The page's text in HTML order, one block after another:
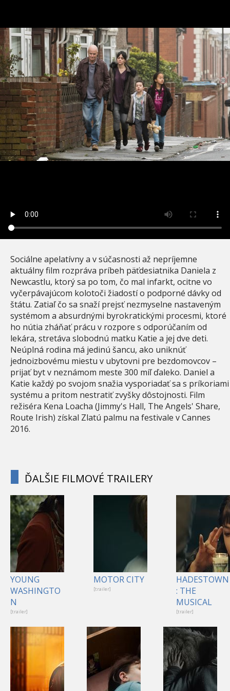
Sociálne apelatívny a v súčasnosti až nepríjemne
aktuálny film rozpráva príbeh päťdesiatnika Daniela z
Newcastlu, ktorý sa po tom, čo mal infarkt, ocitne vo
vyčerpávajúcom kolotoči žiadostí o podporné dávky od
štátu. Zatiaľ čo sa snaží prejsť nezmyselne nastaveným
systémom a absurdnými byrokratickými procesmi, ktoré
ho nútia zháňať prácu v rozpore s odporúčaním od
lekára, stretáva slobodnú matku Katie a jej dve deti.
Neúplná rodina má jedinú šancu, ako uniknúť
jednoizbovému miestu v ubytovni pre bezdomovcov –
prijať byt v neznámom meste 300 míľ ďaleko. Daniel a
Katie každý po svojom snažia vysporiadať sa s príkoriami
systému a pritom nestratiť zvyšky dôstojnosti. Film
režiséra Kena Loacha (Jimmy's Hall, The Angels' Share,
Route Irish) získal Zlatú palmu na festivale v Cannes
2016.
ĎALŠIE FILMOVÉ TRAILERY
YOUNG
WASHINGTO
N
[trailer]
MOTOR CITY
[trailer]
HADESTOWN
: THE
MUSICAL
[trailer]